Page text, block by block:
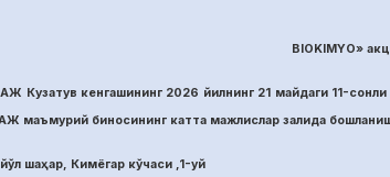
BIOKIMYO»
Кузатув кенгашининг 2026 йилнинг 21 майдаги 11-
маъмурий биносининг катта мажлислар залида
шаҳар, Кимёгар кўчаси ,1-уй